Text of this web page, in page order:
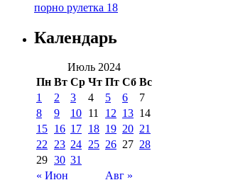
порно рулетка 18
Календарь
Июль 2024
Пн Вт Ср Чт Пт Сб Вс
« Июн Авг »
1 2 3 4 5 6
7
8
9 10 11 12 13 14
15 16 17 18 19 20 21
22 23 24 25 26 27 28
29 30 31